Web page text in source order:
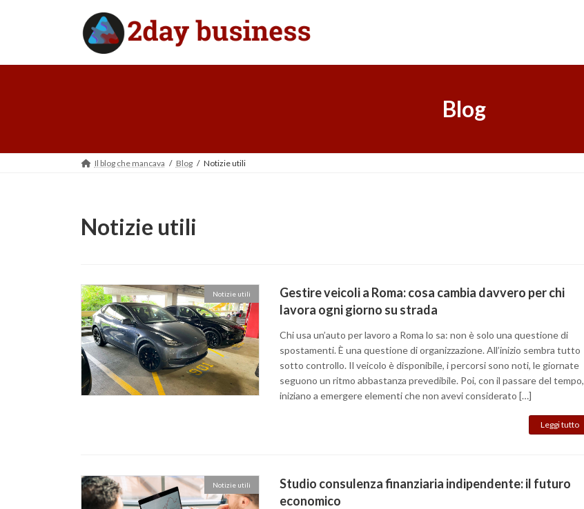
Blog
Il blog che mancava Blog Notizie utili
Notizie utili
Notizie utili
Gestire veicoli a Roma: cosa cambia davvero per chi
lavora ogni giorno su strada
Chi usa un’auto per lavoro a Roma lo sa: non è solo una questione di
spostamenti. È una questione di organizzazione. All’inizio sembra tutto
sotto controllo. Il veicolo è disponibile, i percorsi sono noti, le giornate
seguono un ritmo abbastanza prevedibile. Poi, con il passare del tempo,
iniziano a emergere elementi che non avevi considerato […]
Leggi tutto
Notizie utili
Studio consulenza finanziaria indipendente: il futuro
economico